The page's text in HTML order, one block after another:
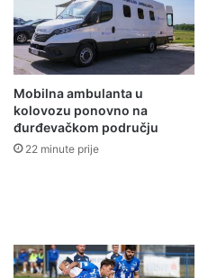
Mobilna ambulanta u
kolovozu ponovno na
đurđevačkom području
22 minute prije